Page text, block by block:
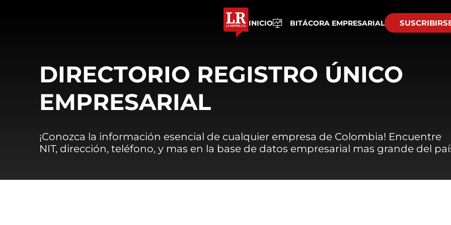
INICIO BITÁCORA EMPRESARIAL
DIRECTORIO REGISTRO ÚNICO
EMPRESARIAL
¡Conozca la información esencial de cualquier empresa de Colombia! Encuentre
NIT, dirección, teléfono, y mas en la base de datos empresarial mas grande del